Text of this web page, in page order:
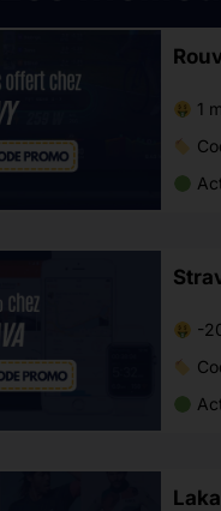
1
-
Laka